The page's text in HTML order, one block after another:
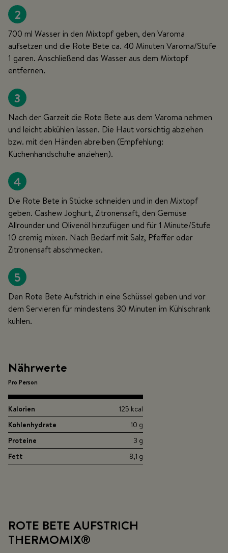
2
700 ml Wasser in den Mixtopf geben, den Varoma
aufsetzen und die Rote Bete ca. 40 Minuten Varoma/Stufe
1 garen. Anschließend das Wasser aus dem Mixtopf
entfernen.
3
Nach der Garzeit die Rote Bete aus dem Varoma nehmen
und leicht abkühlen lassen. Die Haut vorsichtig abziehen
bzw. mit den Händen abreiben (Empfehlung:
Küchenhandschuhe anziehen).
4
Die Rote Bete in Stücke schneiden und in den Mixtopf
geben. Cashew Joghurt, Zitronensaft, den Gemüse
Allrounder und Olivenöl hinzufügen und für 1 Minute/Stufe
10 cremig mixen. Nach Bedarf mit Salz, Pfeffer oder
Zitronensaft abschmecken.
5
Den Rote Bete Aufstrich in eine Schüssel geben und vor
dem Servieren für mindestens 30 Minuten im Kühlschrank
kühlen.
Nährwerte
Pro Person
Kalorien
125 kcal
Kohlenhydrate
10 g
Proteine
3 g
Fett
8,1 g
ROTE BETE AUFSTRICH
THERMOMIX®